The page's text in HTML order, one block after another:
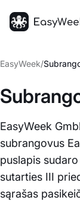
EasyWeek/
EasyWeek
subrangovus
puslapis
sutarties III
sąrašas